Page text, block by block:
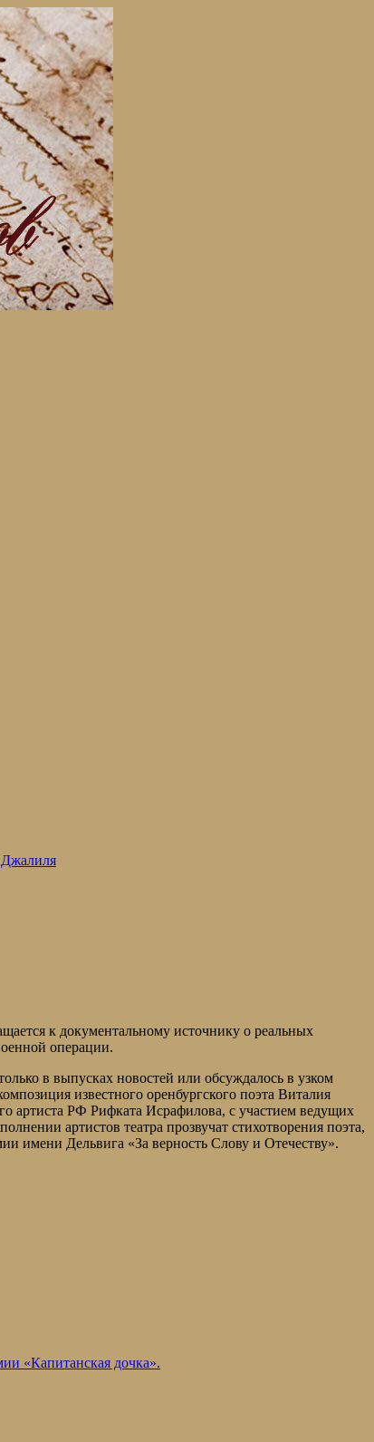
Джалиля
к документальному источнику о реальных
операции.
в выпусках новостей или обсуждалось в узком
известного оренбургского поэта Виталия
артиста РФ Рифката Исрафилова, с участием ведущих
артистов театра прозвучат стихотворения поэта,
имени Дельвига «За верность Слову и Отечеству».
«Капитанская дочка».